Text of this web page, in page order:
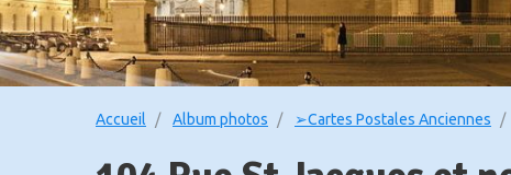
Accueil Album photos ➢Cartes Postales Anciennes